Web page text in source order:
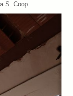
S. Coop.